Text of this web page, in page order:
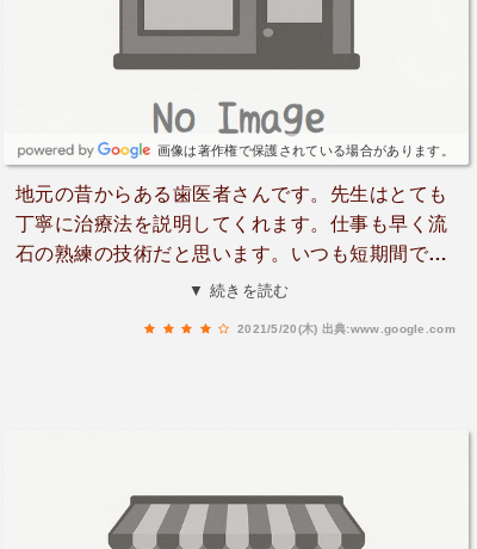
画像は著作権で保護されている場合があります。
地元の昔からある歯医者さんです。先生はとても
丁寧に治療法を説明してくれます。仕事も早く流
石の熟練の技術だと思います。いつも短期間で治
療ができるので、とても助かってます。往診など
▼ 続きを読む
2021/5/20(木) 出典:www.google.com